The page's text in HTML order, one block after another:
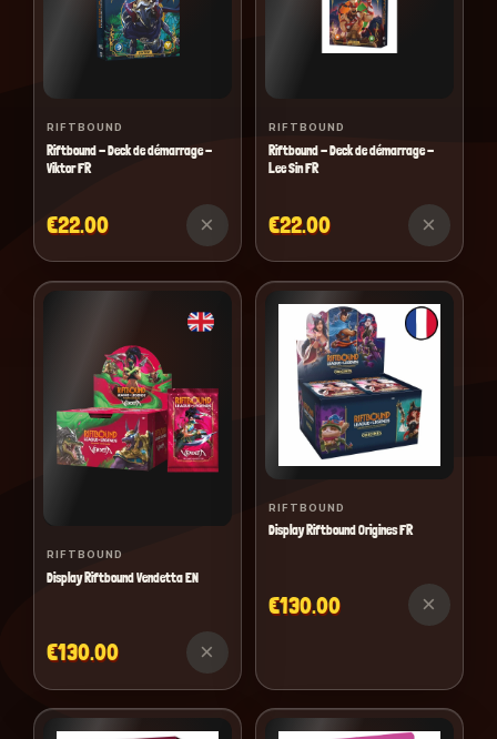
RIFTBOUND
Riftbound - Deck de démarrage -
Viktor FR
€22.00 ×
RIFTBOUND
Riftbound - Deck de démarrage -
Lee Sin FR
€22.00 ×
RIFTBOUND
Display Riftbound Vendetta EN
€130.00 ×
RIFTBOUND
Display Riftbound Origines FR
€130.00 ×